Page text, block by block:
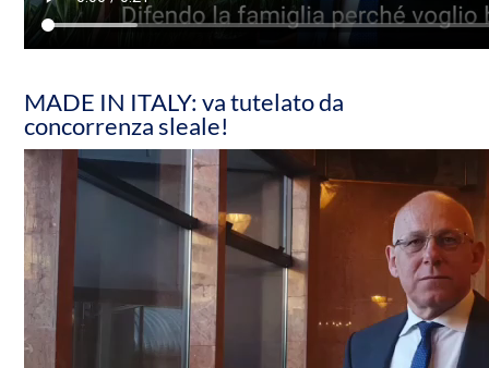
MADE IN ITALY: va tutelato da
concorrenza sleale!